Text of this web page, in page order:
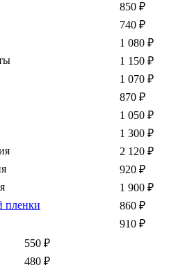
850 ₽
740 ₽
1 080 ₽
1 150 ₽
1 070 ₽
870 ₽
1 050 ₽
1 300 ₽
2 120 ₽
920 ₽
1 900 ₽
пленки
860 ₽
910 ₽
550 ₽
480 ₽